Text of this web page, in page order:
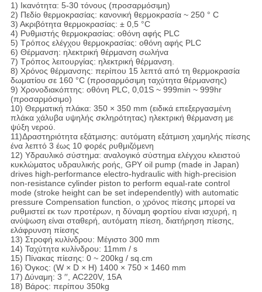
1) Ικανότητα: 5-30 τόνους (προσαρμόσιμη)
2) Πεδίο θερμοκρασίας: κανονική θερμοκρασία ~ 250 ° C
3) Ακριβότητα θερμοκρασίας: ± 0,5 °C
4) Ρυθμιστής θερμοκρασίας: οθόνη αφής PLC
5) Τρόπος ελέγχου θερμοκρασίας: οθόνη αφής PLC
6) Θέρμανση: ηλεκτρική θέρμανση σωλήνα
7) Τρόπος λειτουργίας: ηλεκτρική θέρμανση.
8) Χρόνος θέρμανσης: περίπου 15 λεπτά από τη θερμοκρασία
δωματίου σε 160 °C (προσαρμόσιμη ταχύτητα θέρμανσης)
9) Χρονοδιακόπτης: οθόνη PLC, 0,01S ~ 999min ~ 999hr
(προσαρμόσιμο)
10) Θερματική πλάκα: 350 × 350 mm (ειδικά επεξεργασμένη
πλάκα χάλυβα υψηλής σκληρότητας) ηλεκτρική θέρμανση με
ψύξη νερού.
11)Δραστηριότητα εξάτμισης: αυτόματη εξάτμιση χαμηλής πίεσης
ένα λεπτό 3 έως 10 φορές ρυθμιζόμενη
12) Υδραυλικό σύστημα: αναλογικό σύστημα ελέγχου κλειστού
κυκλώματος υδραυλικής ροής, GPY oil pump (made in Japan)
drives high-performance electro-hydraulic with high-precision
non-resistance cylinder piston to perform equal-rate control
mode (stroke height can be set independently) with automatic
pressure Compensation function, ο χρόνος πίεσης μπορεί να
ρυθμιστεί εκ των προτέρων, η δύναμη φορτίου είναι ισχυρή, η
ανύψωση είναι σταθερή, αυτόματη πίεση, διατήρηση πίεσης,
ελάφρυνση πίεσης
13) Στροφή κυλίνδρου: Μέγιστο 300 mm
14) Ταχύτητα κυλίνδρου: 11mm / s
15) Πίνακας πίεσης: 0 ~ 200kg / sq.cm
16) Όγκος: (W × D × H) 1400 × 750 × 1460 mm
17) Δύναμη: 3 ′′, AC220V, 15A
18) Βάρος: περίπου 350kg